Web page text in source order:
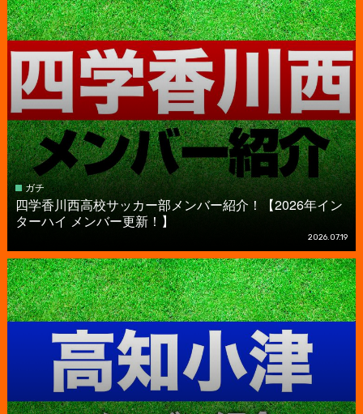
ガチ
四学香川西高校サッカー部メンバー紹介！【2026年イン
ターハイ メンバー更新！】
2026.07.19